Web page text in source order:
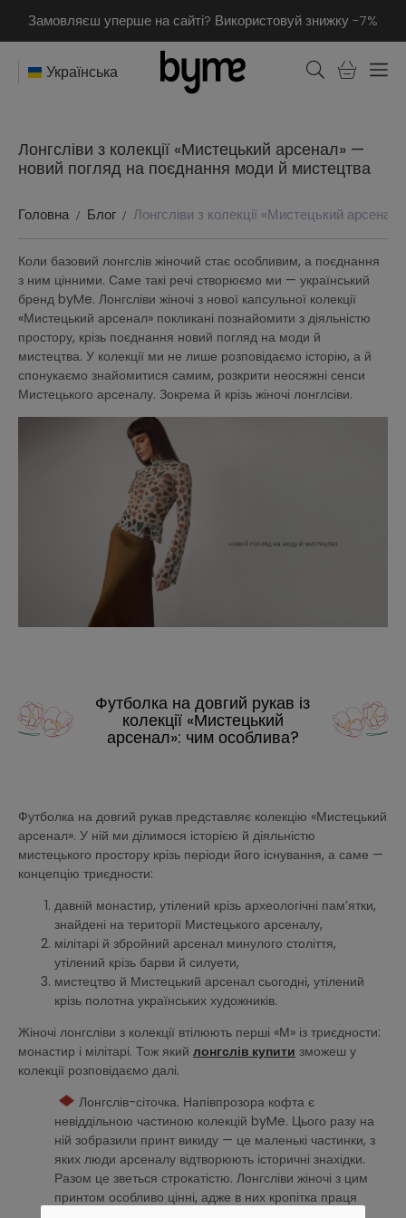
Замовляєш уперше на сайті? Використовуй знижку -7%
Українська
Лонгсліви з колекції «Мистецький арсенал» —
новий погляд на поєднання моди й мистецтва
Головна Блог Лонгсліви з колекції «Мистецький
Коли базовий лонгслів жіночий стає особливим, а поєднання
з ним цінними. Саме такі речі створюємо ми — український
бренд byMe. Лонгсліви жіночі з нової капсульної колекції
«Мистецький арсенал» покликані познайомити з діяльністю
простору, крізь поєднання новий погляд на моди й
мистецтва. У колекції ми не лише розповідаємо історію, а й
спонукаємо знайомитися самим, розкрити неосяжні сенси
Мистецького арсеналу. Зокрема й крізь жіночі лонглсіви.
Футболка на довгий рукав із
колекції «Мистецький
арсенал»: чим особлива?
Футболка на довгий рукав представляє колекцію «Мистецький
арсенал». У ній ми ділимося історією й діяльністю
мистецького простору крізь періоди його існування, а саме —
концепцію триєдности:
давній монастир, утілений крізь археологічні пам’ятки,
знайдені на території Мистецького арсеналу,
мілітарі й збройний арсенал минулого століття,
утілений крізь барви й силуети,
мистецтво й Мистецький арсенал сьогодні, утілений
крізь полотна українських художників.
Жіночі лонгсліви з колекції втілюють перші «М» із триєдности:
монастир і мілітарі. Тож який лонгслів купити зможеш у
колекції розповідаємо далі.
Лонгслів-сіточка. Напівпрозора кофта є
невіддільною частиною колекцій byMe. Цього разу на
ній зобразили принт викиду — це маленькі частинки, з
яких люди арсеналу відтворюють історичні знахідки.
Разом це зветься строкатістю. Лонгсліви жіночі з цим
принтом особливо цінні, адже в них кропітка праця